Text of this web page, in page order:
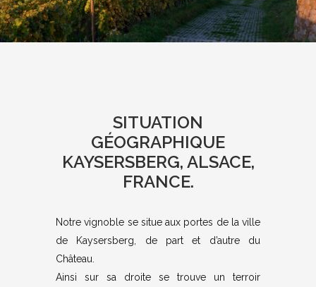
SITUATION
GÉOGRAPHIQUE
KAYSERSBERG, ALSACE,
FRANCE.
Notre vignoble se situe aux portes de la ville
de Kaysersberg, de part et d’autre du
Château.
Ainsi sur sa droite se trouve un terroir